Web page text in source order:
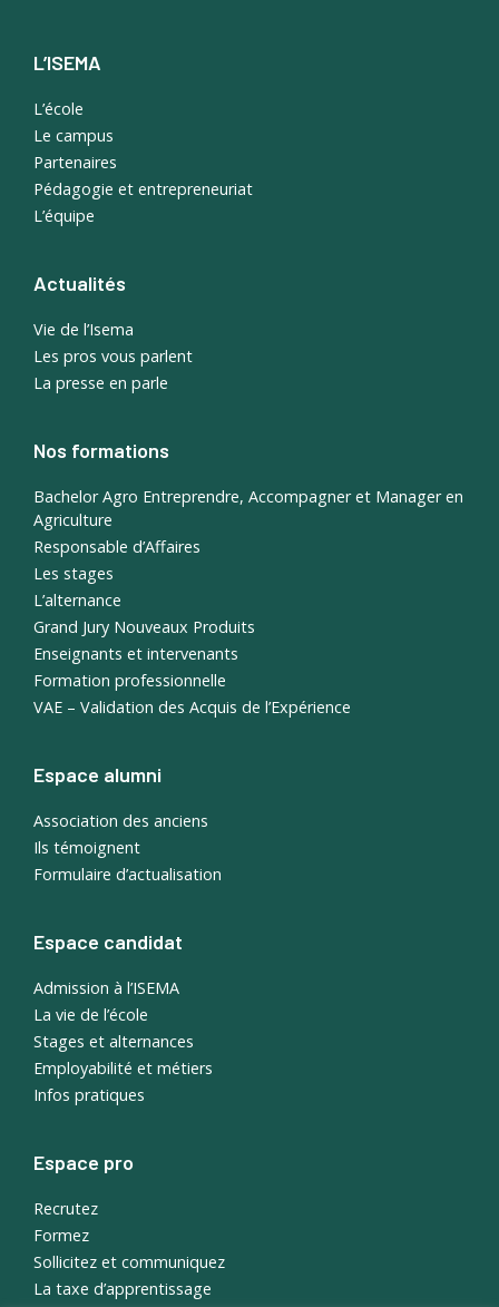
L’ISEMA
L’école
Le campus
Partenaires
Pédagogie et entrepreneuriat
L’équipe
Actualités
Vie de l’Isema
Les pros vous parlent
La presse en parle
Nos formations
Bachelor Agro Entreprendre, Accompagner et Manager en
Agriculture
Responsable d’Affaires
Les stages
L’alternance
Grand Jury Nouveaux Produits
Enseignants et intervenants
Formation professionnelle
VAE – Validation des Acquis de l’Expérience
Espace alumni
Association des anciens
Ils témoignent
Formulaire d’actualisation
Espace candidat
Admission à l’ISEMA
La vie de l’école
Stages et alternances
Employabilité et métiers
Infos pratiques
Espace pro
Recrutez
Formez
Sollicitez et communiquez
La taxe d’apprentissage